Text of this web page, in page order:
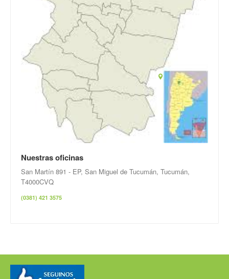
Nuestras oficinas
San Martín 891 - EP, San Miguel de Tucumán, Tucumán,
T4000CVQ
(0381) 421 3575